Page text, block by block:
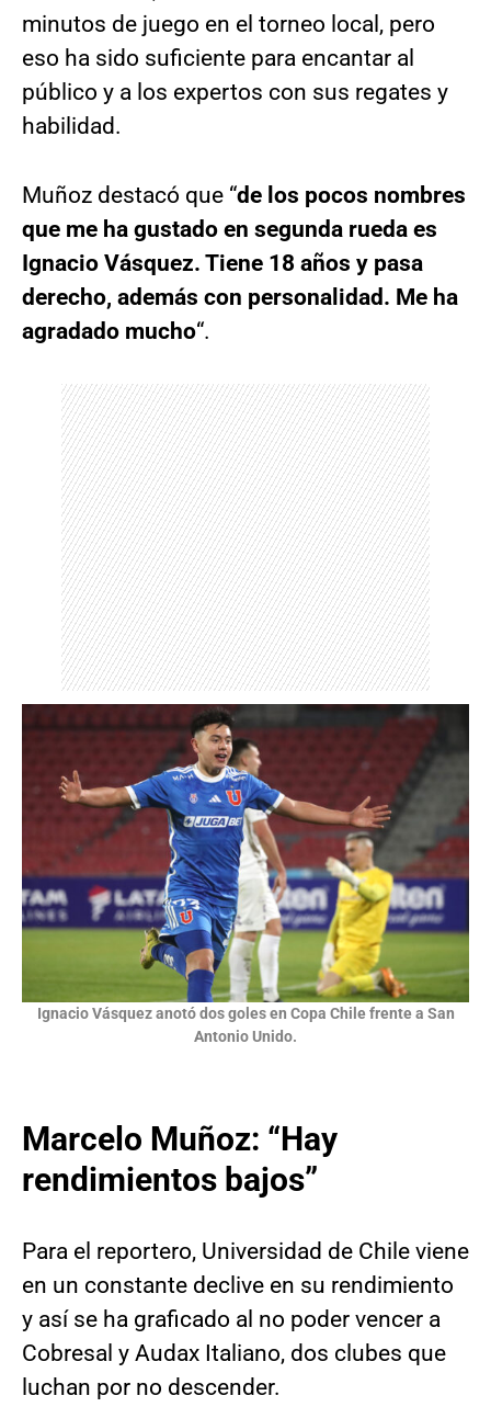
minutos de juego en el torneo local, pero
eso ha sido suficiente para encantar al
público y a los expertos con sus regates y
habilidad.
Muñoz destacó que “de los pocos nombres
que me ha gustado en segunda rueda es
Ignacio Vásquez. Tiene 18 años y pasa
derecho, además con personalidad. Me ha
agradado mucho“.
Ignacio Vásquez anotó dos goles en Copa Chile frente a San
Antonio Unido.
Marcelo Muñoz: “Hay
rendimientos bajos”
Para el reportero, Universidad de Chile viene
en un constante declive en su rendimiento
y así se ha graficado al no poder vencer a
Cobresal y Audax Italiano, dos clubes que
luchan por no descender.